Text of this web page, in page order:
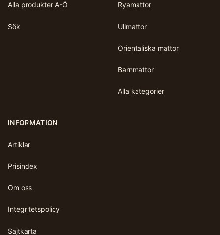
Alla produkter A-Ö
Sök
Ryamattor
Ullmattor
Orientaliska mattor
Barnmattor
Alla kategorier
INFORMATION
Artiklar
Prisindex
Om oss
Integritetspolicy
Sajtkarta